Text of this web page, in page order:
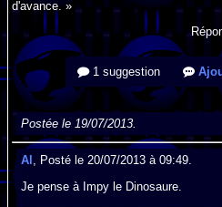
d'avance. »
1 suggestion
Postée le 19/07/2013.
Al , Posté le 20/07/2013 à 09:49.
Je pense à Impy le Dinosaure.